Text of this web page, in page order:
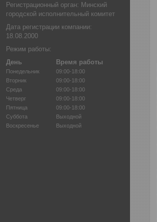
Регистрационный орган: Минский
городской исполнительный комитет
Дата регистрации компании:
18.08.2000
Режим работы:
День
Время работы
Понедельник
09:00-18:00
Вторник
09:00-18:00
Среда
09:00-18:00
Четверг
09:00-18:00
Пятница
09:00-18:00
Суббота
Выходной
Воскресенье
Выходной